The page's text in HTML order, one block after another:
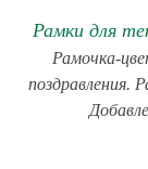
Рамки для
Рамочка-
поздравления.